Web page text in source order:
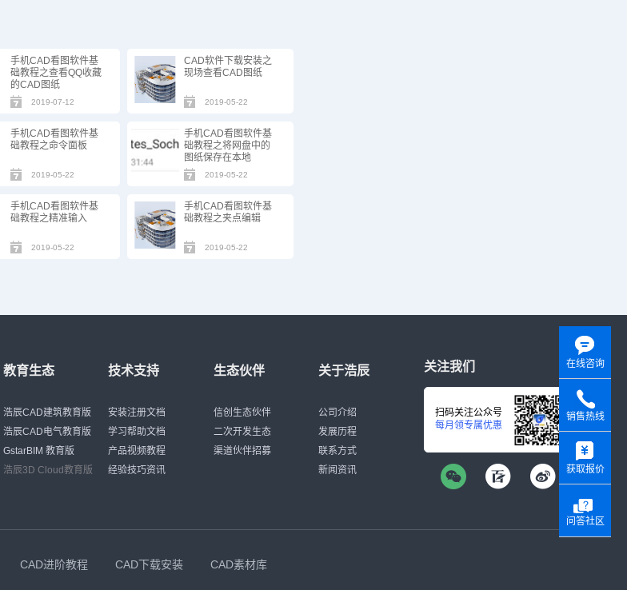
手机CAD看图软件基
础教程之查看QQ收藏
的CAD图纸
2019-07-12
CAD软件下载安装之
现场查看CAD图纸
2019-05-22
手机CAD看图软件基
础教程之命令面板
2019-05-22
手机CAD看图软件基
础教程之将网盘中的
图纸保存在本地
2019-05-22
手机CAD看图软件基
础教程之精准输入
2019-05-22
手机CAD看图软件基
础教程之夹点编辑
2019-05-22
教育生态
浩辰CAD建筑教育版
浩辰CAD电气教育版
GstarBIM 教育版
浩辰3D Cloud教育版
技术支持
安装注册文档
学习帮助文档
产品视频教程
经验技巧资讯
生态伙伴
信创生态伙伴
二次开发生态
渠道伙伴招募
关于浩辰
公司介绍
发展历程
联系方式
新闻资讯
关注我们
扫码关注公众号
每月领专属优惠
CAD进阶教程 CAD下载安装 CAD素材库
在线咨询
销售热线
获取报价
问答社区